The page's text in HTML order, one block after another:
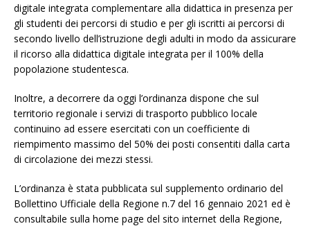
digitale integrata complementare alla didattica in presenza per
gli studenti dei percorsi di studio e per gli iscritti ai percorsi di
secondo livello dell’istruzione degli adulti in modo da assicurare
il ricorso alla didattica digitale integrata per il 100% della
popolazione studentesca.
Inoltre, a decorrere da oggi l’ordinanza dispone che sul
territorio regionale i servizi di trasporto pubblico locale
continuino ad essere esercitati con un coefficiente di
riempimento massimo del 50% dei posti consentiti dalla carta
di circolazione dei mezzi stessi.
L’ordinanza è stata pubblicata sul supplemento ordinario del
Bollettino Ufficiale della Regione n.7 del 16 gennaio 2021 ed è
consultabile sulla home page del sito internet della Regione,